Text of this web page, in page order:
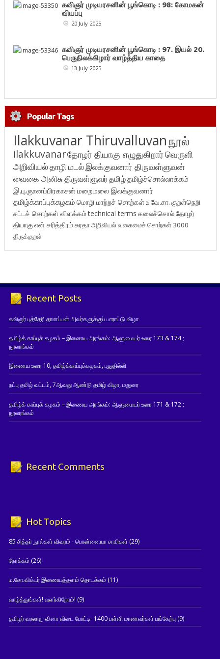
கவிஞர் முடியரசனின் பூங்கொடி : 98: கோமகன்
வியப்பு
20 July 2025
கவிஞர் முடியரசனின் பூங்கொடி : 97. இயல் 20.
பெருநிலக்கிழார் வாழ்த்திய காதை
13 July 2025
Popular Tags
Ilakkuvanar Thiruvalluvanநூல்
ilakkuvanarதோழர் தியாகு எழுதுகிறார்வெருளி
அறிவியல்தாழி மடல்இலக்குவனார் திருவள்ளுவன்
வைகை அனிசுதிருவள்ளுவர்தமிழ்தமிழ்ச்சொல்லாக்கம்
இ.பு.ஞானப்பிரகாசன் மறைமலை இலக்குவனார்
தமிழ்க்காப்புக்கழகம் மொழி மாற்றச் சொற்கள்உ.வே.சா. குறள்நெறி
சட்டச் சொற்கள் விளக்கம்technical terms கலைச்சொல்தோழர்
தியாகுஎன் சரித்திரம்சுரதாஅறிவியல் வகைமைச் சொற்கள் 3000
திருக்குறள்
Recent Posts
கவிஞர் புத்தேரி தானப்பன் அவர்களுக்குப் பாராட்டு விழா
தமிழ்க் காப்புக் கழகம் – இணைய அரங்கம்: ஆளுமையர் உரை 173 & 174 ;
நூலரங்கம்
இணைய உரை 10, தமிழ்க்காப்புக்கழகம், புதுதில்லி
நட்பு தமிழ் வட்டம், 7ஆவது ஆண்டு தமிழ் விழா, மதுரை
தமிழ்க் காப்புக் கழகம் – இணைய அரங்கம்: ஆளுமையர் உரை 171 & 172 ;
நூலரங்கம்
Recent Comments
Hot Topics
85 சித்தர் நூல்கள் விவரம் - பொன்னையா சாமிகள் (29)
நோக்கம் (26)
ம.சோ.விக்டர் இணையத்தளம் தொடக்கம் (11)
வாழ்த்துங்கள்! வளர்கிறோம்! (9)
தமிழர் வரலாறு வினா விடை போட்டி- 1400 பள்ளி மாணவர்கள் பங்கேற்பு(9)